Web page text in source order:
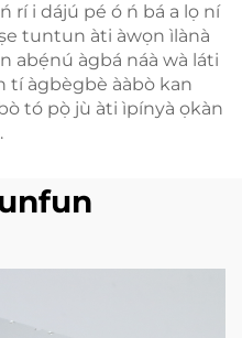
rí i dájú pé ó ń bá a lọ ní
tuntun àti àwọn ìlànà
abẹ́nú àgbá náà wà láti
tí àgbègbè ààbò kan
tó pọ̀ jù àti ìpínyà ọkàn